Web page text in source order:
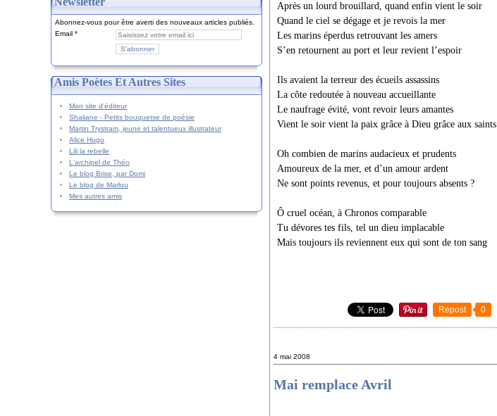
Abonnez-vous pour être averti des nouveaux articles publiés.
Email
Amis Poètes Et Autres Sites
Mon site d'éditeur
Shaliane - Petits bouquetse de poésie
Martin Trystram, jeune et talentueux illustrateur
Alice Hugo
Lili la rebelle
L'archipel de Théo
Le blog Brise, par Domi
Le blog de Marlou
Mes autres amis
Après un lourd brouillard, quand enfin vient le soir
Quand le ciel se dégage et je revois la mer
Les marins éperdus retrouvant les amers
S’en retournent au port et leur revient l’espoir
Ils avaient la terreur des écueils assassins
La côte redoutée à nouveau accueillante
Le naufrage évité, vont revoir leurs amantes
Vient le soir vient la paix grâce à Dieu grâce aux saints
Oh combien de marins audacieux et prudents
Amoureux de la mer, et d’un amour ardent
Ne sont points revenus, et pour toujours absents ?
Ô cruel océan, à Chronos comparable
Tu dévores tes fils, tel un dieu implacable
Mais toujours ils reviennent eux qui sont de ton sang
Repost 0
4 mai 2008
Mai remplace Avril